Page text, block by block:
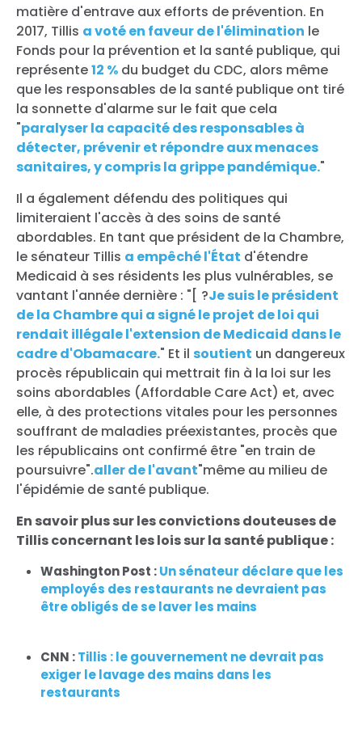
matière d'entrave aux efforts de prévention. En
2017, Tillis a voté en faveur de l'élimination le
Fonds pour la prévention et la santé publique, qui
représente12 % du budget du CDC, alors même
que les responsables de la santé publique ont tiré
la sonnette d'alarme sur le fait que cela
"paralyser la capacité des responsables à
détecter, prévenir et répondre aux menaces
sanitaires, y compris la grippe pandémique."
Il a également défendu des politiques qui
limiteraient l'accès à des soins de santé
abordables. En tant que président de la Chambre,
le sénateur Tillis a empêché l'État d'étendre
Medicaid à ses résidents les plus vulnérables, se
vantant l'année dernière : "[ ?Je suis le président
de la Chambre qui a signé le projet de loi qui
rendait illégale l'extension de Medicaid dans le
cadre d'Obamacare." Et il soutient un dangereux
procès républicain qui mettrait fin à la loi sur les
soins abordables (Affordable Care Act) et, avec
elle, à des protections vitales pour les personnes
souffrant de maladies préexistantes, procès que
les républicains ont confirmé être "en train de
poursuivre".aller de l'avant"même au milieu de
l'épidémie de santé publique.
En savoir plus sur les convictions douteuses de
Tillis concernant les lois sur la santé publique :
Washington Post :Un sénateur déclare que les
employés des restaurants ne devraient pas
être obligés de se laver les mains
CNN :Tillis : le gouvernement ne devrait pas
exiger le lavage des mains dans les
restaurants